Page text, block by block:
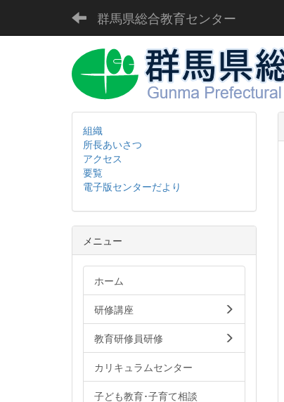
群馬県総合教育センター
組織
所長あいさつ
アクセス
要覧
電子版センターだより
メニュー
ホーム
研修講座
教育研修員研修
カリキュラムセンター
子ども教育･子育て相談